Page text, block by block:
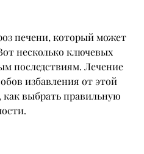
печени, который может
несколько ключевых
последствиям. Лечение
избавления от этой
выбрать правильную